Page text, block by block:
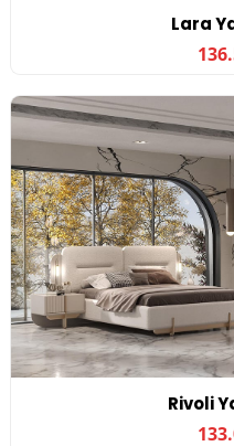
Lara
Rivoli